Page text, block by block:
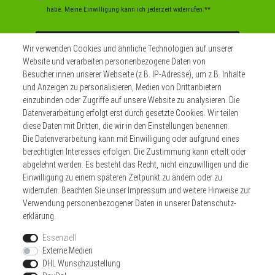
habe. Meine Einwilligung kann ich jederzeit widerrufen.**
** Hierbei handelt es sich um ein Pflichtfeld.
Widerrufs­recht Impressum
Daten­schutz­erklärung AGB Kontakt
Zahlen sie bequem per
Wir verwenden Cookies und ähnliche Technologien auf unserer
Website und verarbeiten personenbezogene Daten von
Besucher:innen unserer Webseite (z.B. IP-Adresse), um z.B. Inhalte
und Anzeigen zu personalisieren, Medien von Drittanbietern
einzubinden oder Zugriffe auf unsere Website zu analysieren. Die
Datenverarbeitung erfolgt erst durch gesetzte Cookies. Wir teilen
diese Daten mit Dritten, die wir in den Einstellungen benennen.
Die Datenverarbeitung kann mit Einwilligung oder aufgrund eines
berechtigten Interesses erfolgen. Die Zustimmung kann erteilt oder
abgelehnt werden. Es besteht das Recht, nicht einzuwilligen und die
Einwilligung zu einem späteren Zeitpunkt zu ändern oder zu
widerrufen. Beachten Sie unser Impressum und weitere Hinweise zur
Verwendung personenbezogener Daten in unserer Daten­schutz­
erklärung
Essenziell
Externe Medien
DHL Wunschzustellung